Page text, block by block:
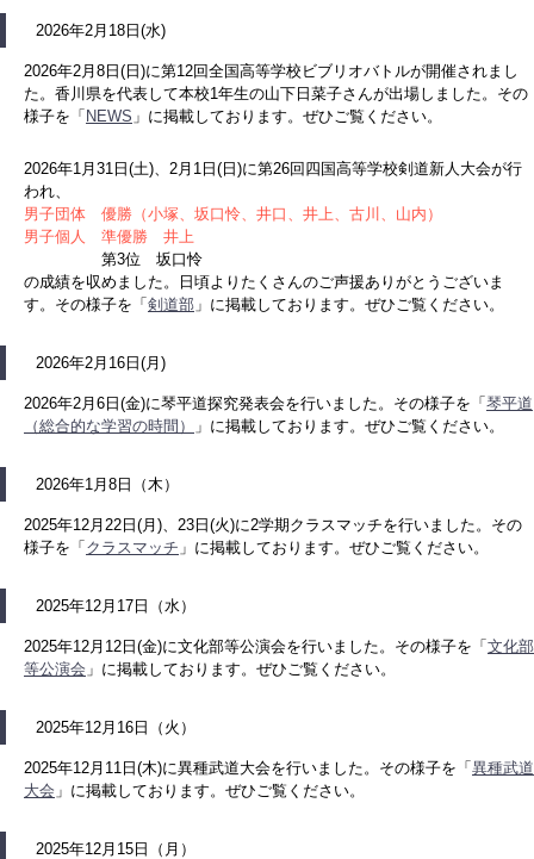
2026年2月18日(水)
2026年2月8日(日)に第12回全国高等学校ビブリオバトルが開催されまし
た。香川県を代表して本校1年生の山下日菜子さんが出場しました。その
様子を「NEWS 」に掲載しております。ぜひご覧ください。
2026年1月31日(土)、2月1日(日)に第26回四国高等学校剣道新人大会が行
われ、
男子団体 優勝（小塚、坂口怜、井口、井上、古川、山内）
男子個人 準優勝 井上
第3位 坂口怜
の成績を収めました。日頃よりたくさんのご声援ありがとうございま
す。その様子を「剣道部 」に掲載しております。ぜひご覧ください。
2026年2月16日(月)
2026年2月6日(金)に琴平道探究発表会を行いました。その様子を「琴平道
（総合的な学習の時間）
」に掲載しております。ぜひご覧ください。
2026年1月8日（木）
2025年12月22日(月)、23日(火)に2学期クラスマッチを行いました。その
様子を「クラスマッチ 」に掲載しております。ぜひご覧ください。
2025年12月17日（水）
2025年12月12日(金)に文化部等公演会を行いました。その様子を「文化部
等公演会 」に掲載しております。ぜひご覧ください。
2025年12月16日（火）
2025年12月11日(木)に異種武道大会を行いました。その様子を「異種武道
大会 」に掲載しております。ぜひご覧ください。
2025年12月15日（月）